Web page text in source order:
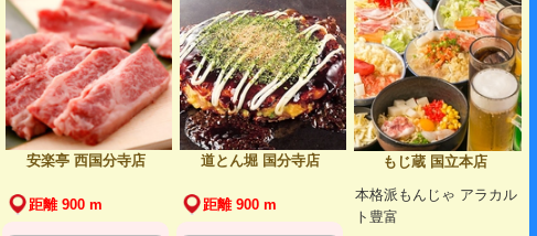
安楽亭 西国分寺店
距離 900 m
道とん堀 国分寺店
距離 900 m
もじ蔵 国立本店
本格派もんじゃ アラカル
ト豊富